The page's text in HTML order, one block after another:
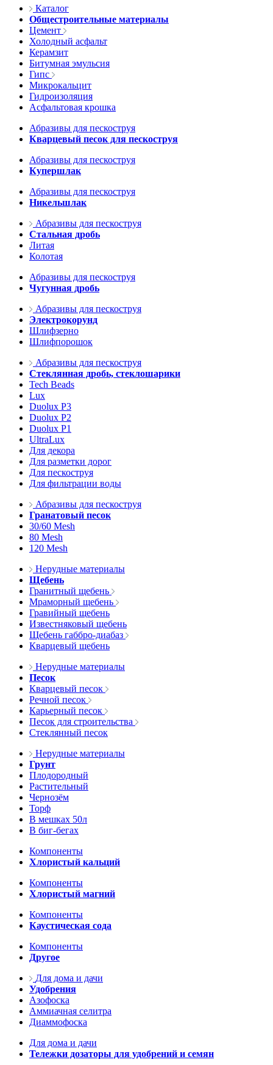
Каталог
Общестроительные материалы
Цемент
Холодный асфальт
Керамзит
Битумная эмульсия
Гипс
Микрокальцит
Гидроизоляция
Асфальтовая крошка
Абразивы для пескоструя
Кварцевый песок для пескоструя
Абразивы для пескоструя
Купершлак
Абразивы для пескоструя
Никельшлак
Абразивы для пескоструя
Стальная дробь
Литая
Колотая
Абразивы для пескоструя
Чугунная дробь
Абразивы для пескоструя
Электрокорунд
Шлифзерно
Шлифпорошок
Абразивы для пескоструя
Стеклянная дробь, стеклошарики
Tech Beads
Lux
Duolux P3
Duolux P2
Duolux P1
UltraLux
Для декора
Для разметки дорог
Для пескоструя
Для фильтрации воды
Абразивы для пескоструя
Гранатовый песок
30/60 Mesh
80 Mesh
120 Mesh
Нерудные материалы
Щебень
Гранитный щебень
Мраморный щебень
Гравийный щебень
Известняковый щебень
Щебень габбро-диабаз
Кварцевый щебень
Нерудные материалы
Песок
Кварцевый песок
Речной песок
Карьерный песок
Песок для строительства
Стеклянный песок
Нерудные материалы
Грунт
Плодородный
Растительный
Чернозём
Торф
В мешках 50л
В биг-бегах
Компоненты
Хлористый кальций
Компоненты
Хлористый магний
Компоненты
Каустическая сода
Компоненты
Другое
Для дома и дачи
Удобрения
Азофоска
Аммиачная селитра
Диаммофоска
Для дома и дачи
Тележки дозаторы для удобрений и семян